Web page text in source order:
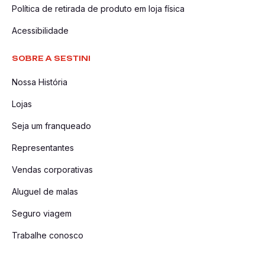
Política de retirada de produto em loja física
Acessibilidade
SOBRE A SESTINI
Nossa História
Lojas
Seja um franqueado
Representantes
Vendas corporativas
Aluguel de malas
Seguro viagem
Trabalhe conosco